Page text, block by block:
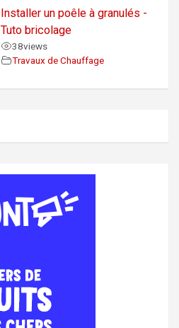
Installer un poêle à granulés -
Tuto bricolage
38views
Travaux de Chauffage